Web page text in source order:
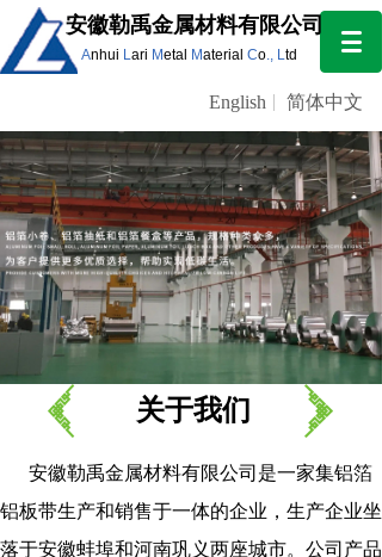
Anhui Lari Metal Material Co., Ltd
安徽勒禹金属材料有限公司
English 简体中文
安徽勒禹金属材料有限公司是一家集铝箔
铝板带生产和销售于一体的企业，生产企业坐
落于安徽蚌埠和河南巩义两座城市。公司产品
关于我们